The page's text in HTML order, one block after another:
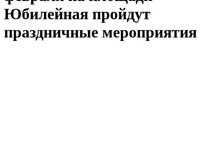
Юбилейная пройдут
праздничные мероприятия